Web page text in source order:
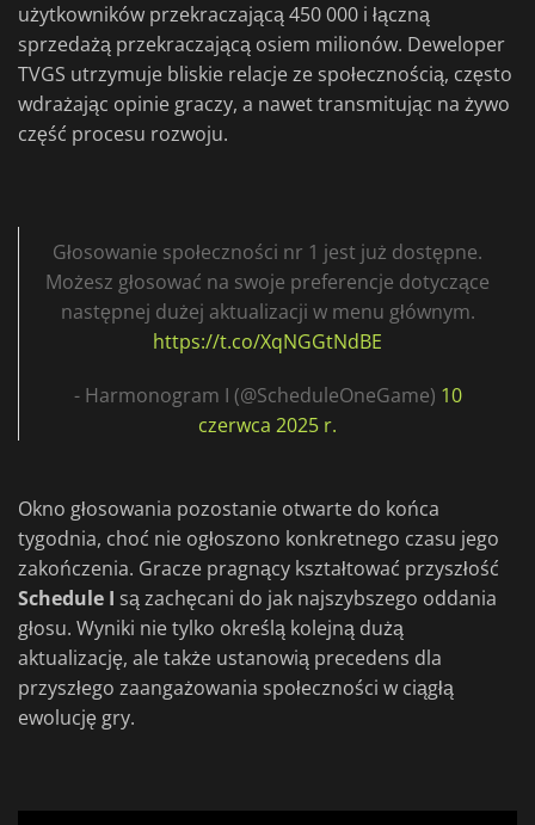
użytkowników przekraczającą 450 000 i łączną
sprzedażą przekraczającą osiem milionów. Deweloper
TVGS utrzymuje bliskie relacje ze społecznością, często
wdrażając opinie graczy, a nawet transmitując na żywo
część procesu rozwoju.
Głosowanie społeczności nr 1 jest już dostępne.
Możesz głosować na swoje preferencje dotyczące
następnej dużej aktualizacji w menu głównym.
https://t.co/XqNGGtNdBE
- Harmonogram I (@ScheduleOneGame) 10
czerwca 2025 r.
Okno głosowania pozostanie otwarte do końca
tygodnia, choć nie ogłoszono konkretnego czasu jego
zakończenia. Gracze pragnący kształtować przyszłość
Schedule I są zachęcani do jak najszybszego oddania
głosu. Wyniki nie tylko określą kolejną dużą
aktualizację, ale także ustanowią precedens dla
przyszłego zaangażowania społeczności w ciągłą
ewolucję gry.